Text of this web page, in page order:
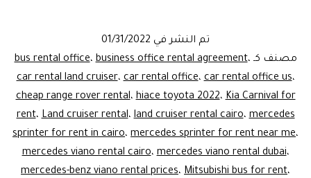
تويوتا
هاي
اس|hiace
2022
تم النشر في 01/31/2022
مصنف كـ
bus rental office،business office rental agreement،
car rental land cruiser،car rental office،car rental office us،
cheap range rover rental،hiace toyota 2022،Kia Carnival for
rent،Land cruiser rental،land cruiser rental cairo،mercedes
sprinter for rent in cairo، mercedes sprinter for rent near me،
mercedes viano rental cairo،mercedes viano rental dubai،
mercedes-benz viano rental prices، Mitsubishi bus for rent،